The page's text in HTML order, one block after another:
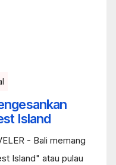
Island
- Bali memang
Island" atau pulau